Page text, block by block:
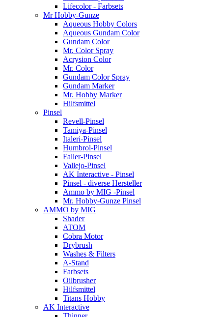
Lifecolor - Farbsets
Mr Hobby-Gunze
Aqueous Hobby Colors
Aqueous Gundam Color
Gundam Color
Mr. Color Spray
Acrysion Color
Mr. Color
Gundam Color Spray
Gundam Marker
Mr. Hobby Marker
Hilfsmittel
Pinsel
Revell-Pinsel
Tamiya-Pinsel
Italeri-Pinsel
Humbrol-Pinsel
Faller-Pinsel
Vallejo-Pinsel
AK Interactive - Pinsel
Pinsel - diverse Hersteller
Ammo by MIG -Pinsel
Mr. Hobby-Gunze Pinsel
AMMO by MIG
Shader
ATOM
Cobra Motor
Drybrush
Washes & Filters
A-Stand
Farbsets
Oilbrusher
Hilfsmittel
Titans Hobby
AK Interactive